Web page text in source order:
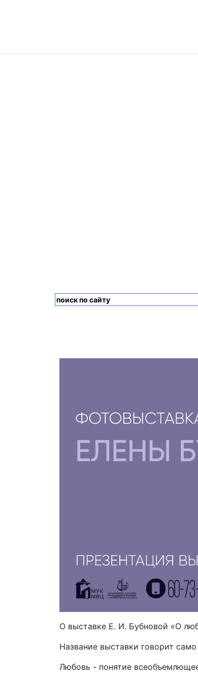
О выставке Е. И. Бубновой «О
Название выставки говорит
Любовь - понятие